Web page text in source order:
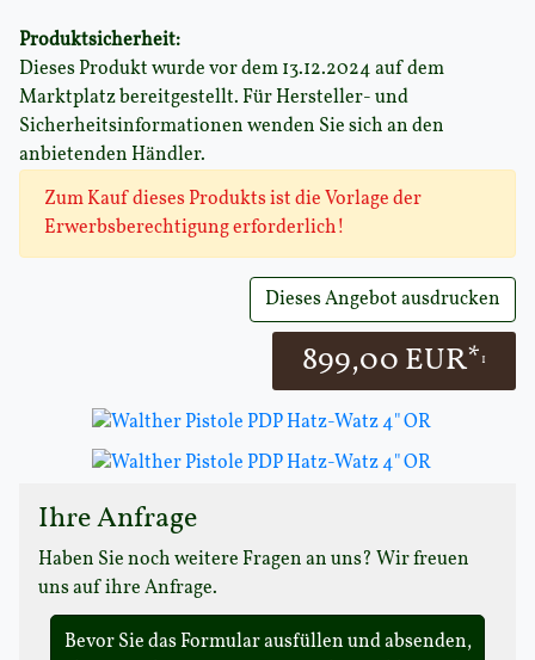
Produktsicherheit:
Dieses Produkt wurde vor dem 13.12.2024 auf dem
Marktplatz bereitgestellt. Für Hersteller- und
Sicherheitsinformationen wenden Sie sich an den
anbietenden Händler.
Zum Kauf dieses Produkts ist die Vorlage der
Erwerbsberechtigung erforderlich!
Dieses Angebot ausdrucken
899,00 EUR*1
Ihre Anfrage
Haben Sie noch weitere Fragen an uns? Wir freuen
uns auf ihre Anfrage.
Bevor Sie das Formular ausfüllen und absenden,